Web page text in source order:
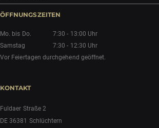
ÖFFNUNGSZEITEN
Mo. bis Do. 7:30 - 13:00 Uhr
Samstag
7:30 - 12:30 Uhr
Vor Feiertagen durchgehend geöffnet.
KONTAKT
Fuldaer Straße 2
DE 36381 Schlüchtern